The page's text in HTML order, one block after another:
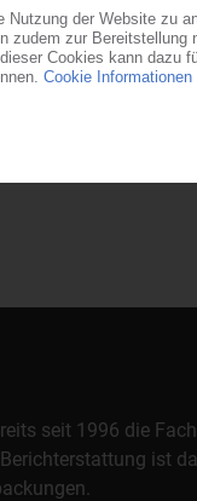
seit 1996 die
ist